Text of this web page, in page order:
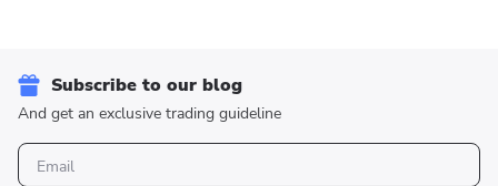
Subscribe to our blog
And get an exclusive trading guideline